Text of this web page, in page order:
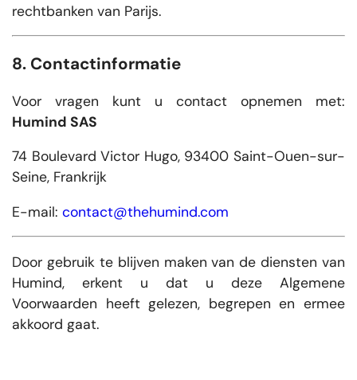
rechtbanken van Parijs.
8. Contactinformatie
Voor vragen kunt u contact opnemen met:
Humind SAS
74 Boulevard Victor Hugo, 93400 Saint-Ouen-sur-
Seine, Frankrijk
E-mail: contact@thehumind.com
Door gebruik te blijven maken van de diensten van
Humind, erkent u dat u deze Algemene
Voorwaarden heeft gelezen, begrepen en ermee
akkoord gaat.